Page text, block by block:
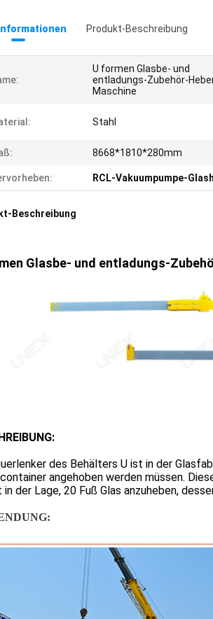
Produkt-Beschreibung
U formen Glasbe- und
entladungs-Zubehör-
Maschine
Stahl
8668*1810*280mm
RCL-Vakuumpumpe-
Beschreibung
Glasbe- und entladungs-
des Behälters U ist in der
angehoben werden müssen.
in der Lage, 20 Fuß Glas anzuheben,